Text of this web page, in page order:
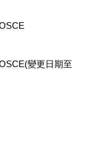
變更日期至